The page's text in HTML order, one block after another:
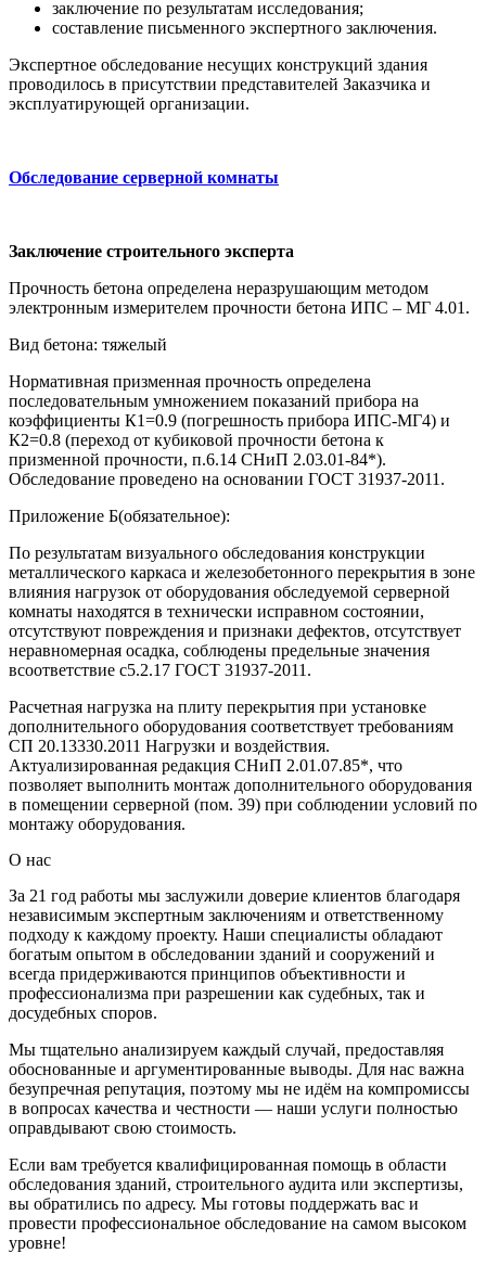
заключение по результатам исследования;
составление письменного экспертного заключения.
Экспертное обследование несущих конструкций здания
проводилось в присутствии представителей Заказчика и
эксплуатирующей организации.
Обследование серверной комнаты
Заключение строительного эксперта
Прочность бетона определена неразрушающим методом
электронным измерителем прочности бетона ИПС – МГ 4.01.
Вид бетона: тяжелый
Нормативная призменная прочность определена
последовательным умножением показаний прибора на
коэффициенты К1=0.9 (погрешность прибора ИПС-МГ4) и
К2=0.8 (переход от кубиковой прочности бетона к
призменной прочности, п.6.14 СНиП 2.03.01-84*).
Обследование проведено на основании ГОСТ 31937-2011.
Приложение Б(обязательное):
По результатам визуального обследования конструкции
металлического каркаса и железобетонного перекрытия в зоне
влияния нагрузок от оборудования обследуемой серверной
комнаты находятся в технически исправном состоянии,
отсутствуют повреждения и признаки дефектов, отсутствует
неравномерная осадка, соблюдены предельные значения
всоответствие с5.2.17 ГОСТ 31937-2011.
Расчетная нагрузка на плиту перекрытия при установке
дополнительного оборудования соответствует требованиям
СП 20.13330.2011 Нагрузки и воздействия.
Актуализированная редакция СНиП 2.01.07.85*, что
позволяет выполнить монтаж дополнительного оборудования
в помещении серверной (пом. 39) при соблюдении условий по
монтажу оборудования.
О нас
За 21 год работы мы заслужили доверие клиентов благодаря
независимым экспертным заключениям и ответственному
подходу к каждому проекту. Наши специалисты обладают
богатым опытом в обследовании зданий и сооружений и
всегда придерживаются принципов объективности и
профессионализма при разрешении как судебных, так и
досудебных споров.
Мы тщательно анализируем каждый случай, предоставляя
обоснованные и аргументированные выводы. Для нас важна
безупречная репутация, поэтому мы не идём на компромиссы
в вопросах качества и честности — наши услуги полностью
оправдывают свою стоимость.
Если вам требуется квалифицированная помощь в области
обследования зданий, строительного аудита или экспертизы,
вы обратились по адресу. Мы готовы поддержать вас и
провести профессиональное обследование на самом высоком
уровне!